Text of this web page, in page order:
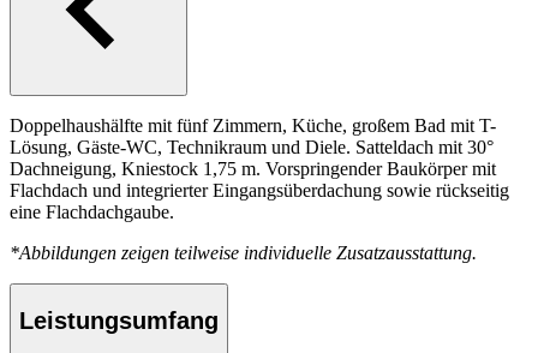
Doppelhaushälfte mit fünf Zimmern, Küche, großem Bad mit T-
Lösung, Gäste-WC, Technikraum und Diele. Satteldach mit 30°
Dachneigung, Kniestock 1,75 m. Vorspringender Baukörper mit
Flachdach und integrierter Eingangsüberdachung sowie rückseitig
eine Flachdachgaube.
*Abbildungen zeigen teilweise individuelle Zusatzausstattung.
Leistungsumfang